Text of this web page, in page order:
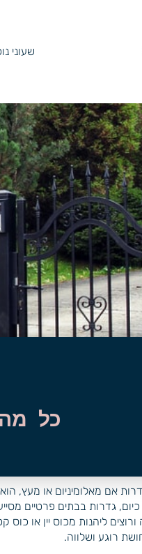
שעוני
כל
אם מאלומיניום או מעץ,
גדרות בבתים פרטיים
ליהנות מכוס יין או
רוגע ושלווה.